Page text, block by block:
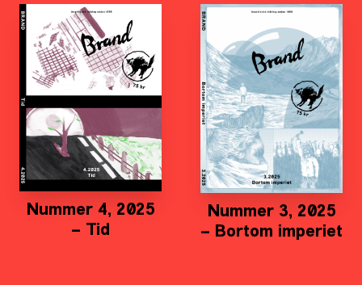
Nummer 4, 2025
– Tid
Nummer 3, 2025
– Bortom imperiet